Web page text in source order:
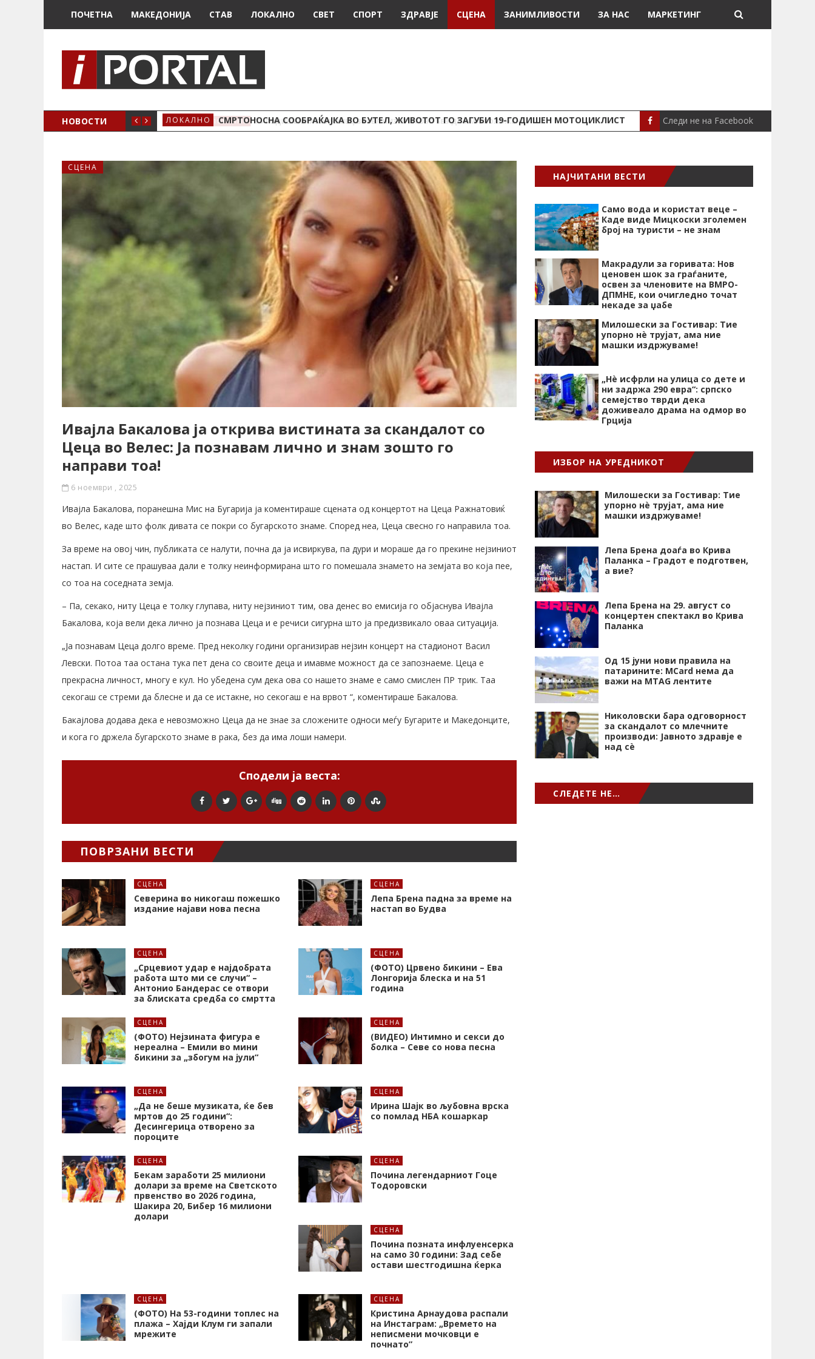
ПОЧЕТНА МАКЕДОНИЈА СТАВ ЛОКАЛНО СВЕТ СПОРТ ЗДРАВЈЕ СЦЕНА ЗАНИМЛИВОСТИ ЗА НАС МАРКЕТИНГ
НОВОСТИ ЛОКАЛНО СМРТОНОСНА СООБРАЌАЈКА ВО БУТЕЛ, ЖИВОТОТ ГО ЗАГУБИ 19-ГОДИШЕН МОТОЦИКЛИСТ СЦЕНА СЕВЕРИНА ВО
Следи не на Facebook
СЦЕНА
Ивајла Бакалова ја открива вистината за скандалот со
Цеца во Велес: Ја познавам лично и знам зошто го
направи тоа!
6 ноември , 2025
Ивајла Бакалова, поранешна Мис на Бугарија ја коментираше сцената од концертот на Цеца Ражнатовиќ
во Велес, каде што фолк дивата се покри со бугарското знаме. Според неа, Цеца свесно го направила тоа.
За време на овој чин, публиката се налути, почна да ја исвиркува, па дури и мораше да го прекине нејзиниот
настап. И сите се прашуваа дали е толку неинформирана што го помешала знамето на земјата во која пее,
со тоа на соседната земја.
– Па, секако, ниту Цеца е толку глупава, ниту нејзиниот тим, ова денес во емисија го обjaснува Ивајла
Бакалова, која вели дека лично ја познава Цеца и е речиси сигурна што ја предизвикало оваа ситуација.
„Ја познавам Цеца долго време. Пред неколку години организирав нејзин концерт на стадионот Васил
Левски. Потоа таа остана тука пет дена со своите деца и имавме можност да се запознаеме. Цеца е
прекрасна личност, многу е кул. Но убедена сум дека ова со нашето знаме е само смислен ПР трик. Таа
секогаш се стреми да блесне и да се истакне, но секогаш е на врвот “, коментираше Бакалова.
Бакајлова додава дека е невозможно Цеца да не знае за сложените односи меѓу Бугарите и Македонците,
и кога го држела бугарското знаме в рака, без да има лоши намери.
Сподели ја веста:
ПОВРЗАНИ ВЕСТИ
СЦЕНА
Северина во никогаш пожешко
издание најави нова песна
СЦЕНА
Лепа Брена падна за време на
настап во Будва
СЦЕНА
„Срцевиот удар е најдобрата
работа што ми се случи“ –
Антонио Бандерас се отвори
за блиската средба со смртта
СЦЕНА
(ФОТО) Црвено бикини – Ева
Лонгорија блеска и на 51
година
СЦЕНА
(ФОТО) Нејзината фигура е
нереална – Емили во мини
бикини за „збогум на јули“
СЦЕНА
(ВИДЕО) Интимно и секси до
болка – Севе со нова песна
СЦЕНА
„Да не беше музиката, ќе бев
мртов до 25 години“:
Десингерица отворено за
пороците
СЦЕНА
Ирина Шајк во љубовна врска
со помлад НБА кошаркар
СЦЕНА
Бекам заработи 25 милиони
долари за време на Светското
првенство во 2026 година,
Шакира 20, Бибер 16 милиони
долари
СЦЕНА
Почина легендарниот Гоце
Тодоровски
СЦЕНА
Почина позната инфлуенсерка
на само 30 години: Зад себе
остави шестгодишна ќерка
СЦЕНА
(ФОТО) На 53-години топлес на
плажа – Хајди Клум ги запали
мрежите
СЦЕНА
Кристина Арнаудова распали
на Инстаграм: „Времето на
неписмени мочковци е
почнато”
НАЈЧИТАНИ ВЕСТИ
Само вода и користат веце –
Каде виде Мицкоски зголемен
број на туристи – не знам
Макрадули за горивата: Нов
ценовен шок за граѓаните,
освен за членовите на ВМРО-
ДПМНЕ, кои очигледно точат
некаде за џабе
Милошески за Гостивар: Тие
упорно нѐ трујат, ама ние
машки издржуваме!
„Нѐ исфрли на улица со дете и
ни задржа 290 евра“: српско
семејство тврди дека
доживеало драма на одмор во
Грција
ИЗБОР НА УРЕДНИКОТ
Милошески за Гостивар: Тие
упорно нѐ трујат, ама ние
машки издржуваме!
Лепа Брена доаѓа во Крива
Паланка – Градот е подготвен,
а вие?
Лепа Брена на 29. август со
концертен спектакл во Крива
Паланка
Од 15 јуни нови правила на
патарините: MCard нема да
важи на MTAG лентите
Николовски бара одговорност
за скандалот со млечните
производи: Јавното здравје е
над сѐ
СЛЕДЕТЕ НЕ…